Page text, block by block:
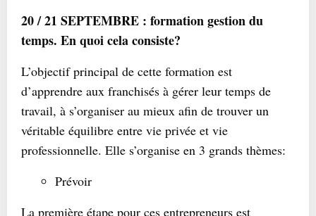
20 / 21 SEPTEMBRE : formation gestion du
temps. En quoi cela consiste?
L’objectif principal de cette formation est
d’apprendre aux franchisés à gérer leur temps de
travail, à s’organiser au mieux afin de trouver un
véritable équilibre entre vie privée et vie
professionnelle. Elle s’organise en 3 grands thèmes:
Prévoir
La première étape pour ces entrepreneurs est